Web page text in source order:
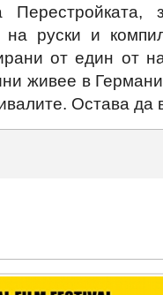
руски и
от един от
живее в
Остава